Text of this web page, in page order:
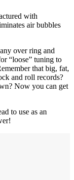
with
air bubbles
over ring and
“loose” tuning to
that big, fat,
and roll records?
Now you can get
to use as an